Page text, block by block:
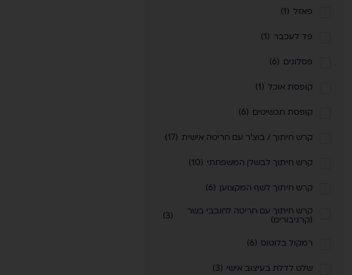
פאזל (
1
)
פד לעכבר (
1
)
פסלונים (
6
)
קופסת אוכל (
1
)
קופסת תכשיטים (
6
)
קרש חיתוך / בוצ'ר עם חריטה אישית (
17
)
קרש חיתוך לבשלן המשפחתי (
10
)
קרש חיתוך לשף המקצוען (
6
)
קרש חיתוך עם חריטה לחובבי בשר
(קרניבורים)
(
3
)
רמקול בלוטוס (
6
)
שלט לדלת בעיצוב אישי (
3
)